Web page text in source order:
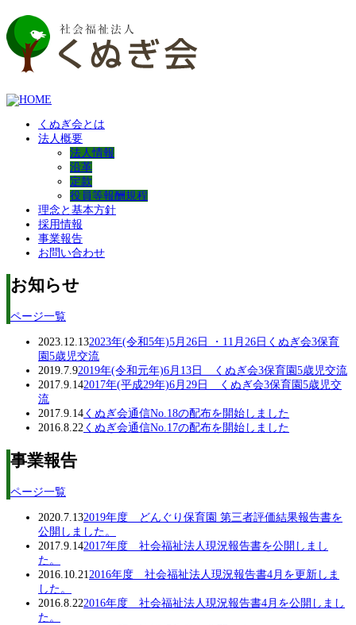
くぬぎ会とは
法人概要
法人情報
沿革
定款
役員等報酬規程
理念と基本方針
採用情報
事業報告
お問い合わせ
お知らせ
ページ一覧
2023.12.132023年(令和5年)5月26日 ・11月26日くぬぎ会3保育
園5歳児交流
2019.7.92019年(令和元年)6月13日 くぬぎ会3保育園5歳児交流
2017.9.142017年(平成29年)6月29日 くぬぎ会3保育園5歳児交
流
2017.9.14 くぬぎ会通信No.18の配布を開始しました
2016.8.22 くぬぎ会通信No.17の配布を開始しました
事業報告
ページ一覧
2020.7.132019年度 どんぐり保育園 第三者評価結果報告書を
公開しました。
2017.9.142017年度 社会福祉法人現況報告書を公開しまし
た。
2016.10.212016年度 社会福祉法人現況報告書4月を更新しま
した。
2016.8.222016年度 社会福祉法人現況報告書4月を公開しまし
た。